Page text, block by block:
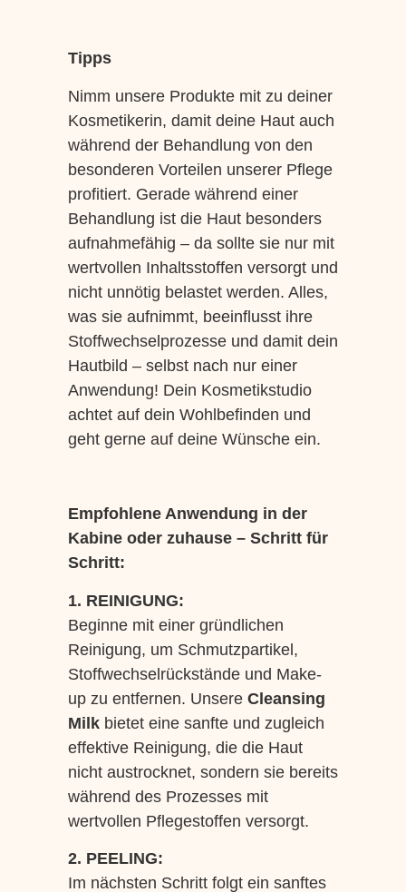
Tipps
Nimm unsere Produkte mit zu deiner
Kosmetikerin, damit deine Haut auch
während der Behandlung von den
besonderen Vorteilen unserer Pflege
profitiert. Gerade während einer
Behandlung ist die Haut besonders
aufnahmefähig – da sollte sie nur mit
wertvollen Inhaltsstoffen versorgt und
nicht unnötig belastet werden. Alles,
was sie aufnimmt, beeinflusst ihre
Stoffwechselprozesse und damit dein
Hautbild – selbst nach nur einer
Anwendung! Dein Kosmetikstudio
achtet auf dein Wohlbefinden und
geht gerne auf deine Wünsche ein.
Empfohlene Anwendung in der
Kabine oder zuhause – Schritt für
Schritt:
1. REINIGUNG:
Beginne mit einer gründlichen
Reinigung, um Schmutzpartikel,
Stoffwechselrückstände und Make-
up zu entfernen. UnsereCleansing
Milkbietet eine sanfte und zugleich
effektive Reinigung, die die Haut
nicht austrocknet, sondern sie bereits
während des Prozesses mit
wertvollen Pflegestoffen versorgt.
2. PEELING:
Im nächsten Schritt folgt ein sanftes